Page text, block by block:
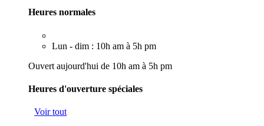
Heures normales
Lun - dim : 10h am à 5h pm
Ouvert aujourd'hui de 10h am à 5h pm
Heures d'ouverture spéciales
Voir tout